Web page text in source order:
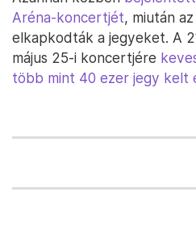
Aréna-koncertjét, miután
elkapkodták a jegyeket. A
május 25-i koncertjére
több mint 40 ezer jegy kelt